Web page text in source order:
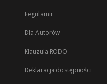
Regulamin
Dla Autorów
Klauzula RODO
Deklaracja dostępności